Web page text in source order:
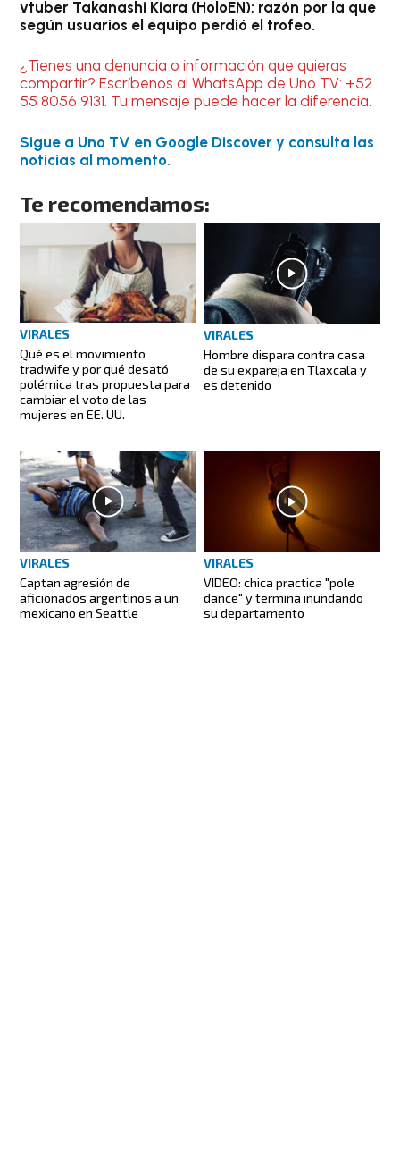
vtuber Takanashi Kiara (HoloEN); razón por la que
según usuarios el equipo perdió el trofeo.
¿Tienes una denuncia o información que quieras
compartir? Escríbenos al WhatsApp de Uno TV: +52
55 8056 9131. Tu mensaje puede hacer la diferencia.
Sigue a Uno TV en Google Discover y consulta las
noticias al momento.
Te recomendamos:
VIRALES
Qué es el movimiento
tradwife y por qué desató
polémica tras propuesta para
cambiar el voto de las
mujeres en EE. UU.
VIRALES
Hombre dispara contra casa
de su expareja en Tlaxcala y
es detenido
VIRALES
Captan agresión de
aficionados argentinos a un
mexicano en Seattle
VIRALES
VIDEO: chica practica "pole
dance" y termina inundando
su departamento